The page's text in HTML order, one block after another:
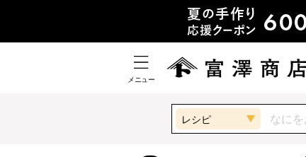
メニュー
レシピ